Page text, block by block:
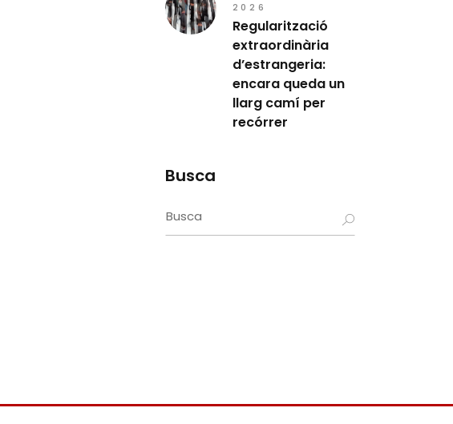
2026
Regularització
extraordinària
d’estrangeria:
encara queda un
llarg camí per
recórrer
Busca
Search
for: